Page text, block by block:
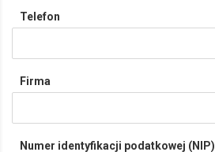
Telefon
Firma
Numer identyfikacji podatkowej (NIP)